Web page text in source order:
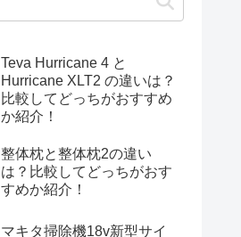
Teva Hurricane 4 と
Hurricane XLT2 の違いは？
比較してどっちがおすすめ
か紹介！
整体枕と整体枕2の違い
は？比較してどっちがおす
すめか紹介！
マキタ掃除機18v新型サイ